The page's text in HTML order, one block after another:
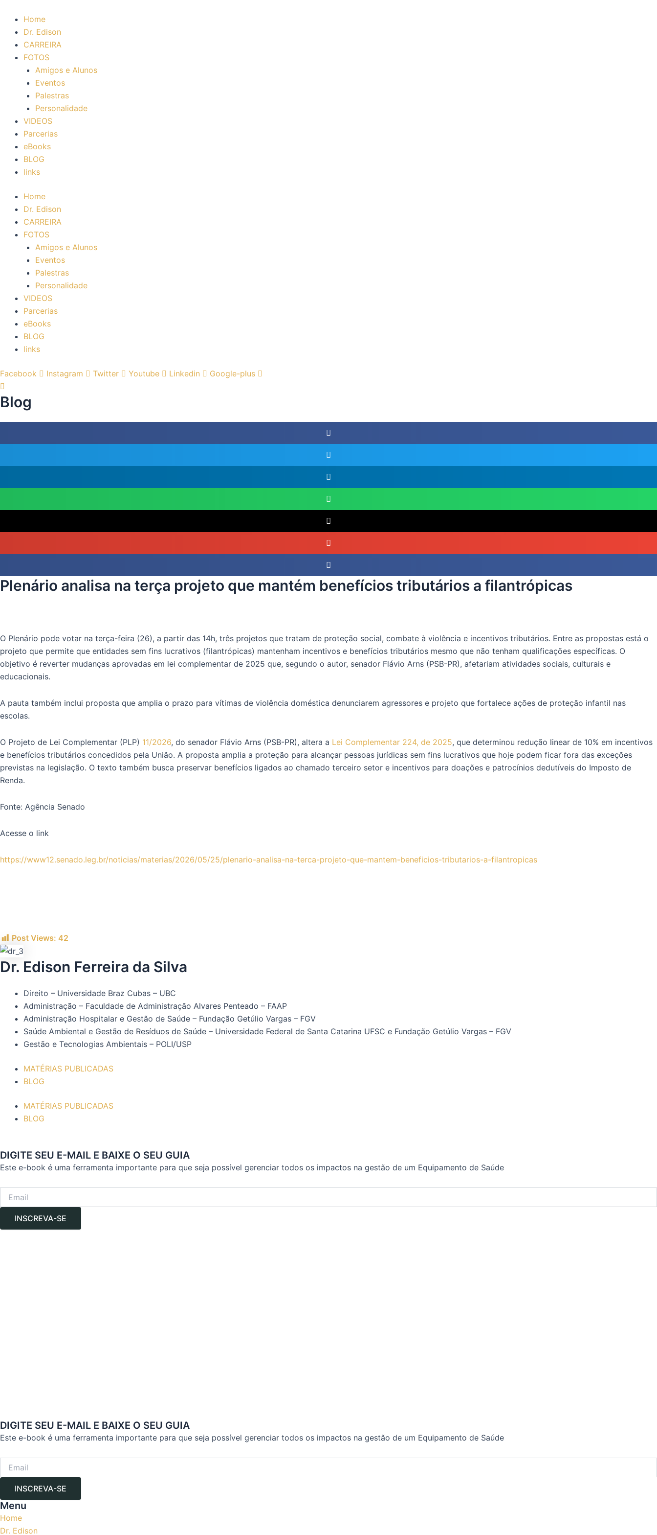
para
conteúdo
Home
Dr. Edison
CARREIRA
FOTOS
Amigos e Alunos
Eventos
Palestras
Personalidade
VIDEOS
Parcerias
eBooks
BLOG
links
Home
Dr. Edison
CARREIRA
FOTOS
Amigos e Alunos
Eventos
Palestras
Personalidade
VIDEOS
Parcerias
eBooks
BLOG
links
Facebook Instagram Twitter Youtube Linkedin Google-plus
Blog
Plenário analisa na terça projeto que mantém benefícios tributários a filantrópicas
O Plenário pode votar na terça-feira (26), a partir das 14h, três projetos que tratam de proteção social, combate à violência e incentivos tributários. Entre as propostas está o
projeto que permite que entidades sem fins lucrativos (filantrópicas) mantenham incentivos e benefícios tributários mesmo que não tenham qualificações específicas. O
objetivo é reverter mudanças aprovadas em lei complementar de 2025 que, segundo o autor, senador Flávio Arns (PSB-PR), afetariam atividades sociais, culturais e
educacionais.
A pauta também inclui proposta que amplia o prazo para vítimas de violência doméstica denunciarem agressores e projeto que fortalece ações de proteção infantil nas
escolas.
O Projeto de Lei Complementar (PLP) 11/2026, do senador Flávio Arns (PSB-PR), altera a Lei Complementar 224, de 2025, que determinou redução linear de 10% em incentivos
e benefícios tributários concedidos pela União. A proposta amplia a proteção para alcançar pessoas jurídicas sem fins lucrativos que hoje podem ficar fora das exceções
previstas na legislação. O texto também busca preservar benefícios ligados ao chamado terceiro setor e incentivos para doações e patrocínios dedutíveis do Imposto de
Renda.
Fonte: Agência Senado
Acesse o link
https://www12.senado.leg.br/noticias/materias/2026/05/25/plenario-analisa-na-terca-projeto-que-mantem-beneficios-tributarios-a-filantropicas
Post Views: 42
Dr. Edison Ferreira da Silva
Direito – Universidade Braz Cubas – UBC
Administração – Faculdade de Administração Alvares Penteado – FAAP
Administração Hospitalar e Gestão de Saúde – Fundação Getúlio Vargas – FGV
Saúde Ambiental e Gestão de Resíduos de Saúde – Universidade Federal de Santa Catarina UFSC e Fundação Getúlio Vargas – FGV
Gestão e Tecnologias Ambientais – POLI/USP
MATÉRIAS PUBLICADAS
BLOG
MATÉRIAS PUBLICADAS
BLOG
DIGITE SEU E-MAIL E BAIXE O SEU GUIA
Este e-book é uma ferramenta importante para que seja possível gerenciar todos os impactos na gestão de um Equipamento de Saúde
INSCREVA-SE
DIGITE SEU E-MAIL E BAIXE O SEU GUIA
Este e-book é uma ferramenta importante para que seja possível gerenciar todos os impactos na gestão de um Equipamento de Saúde
INSCREVA-SE
Menu
Home
Dr. Edison